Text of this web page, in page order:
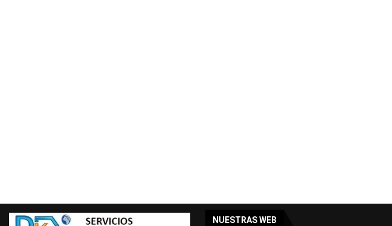
NUESTRAS WEB